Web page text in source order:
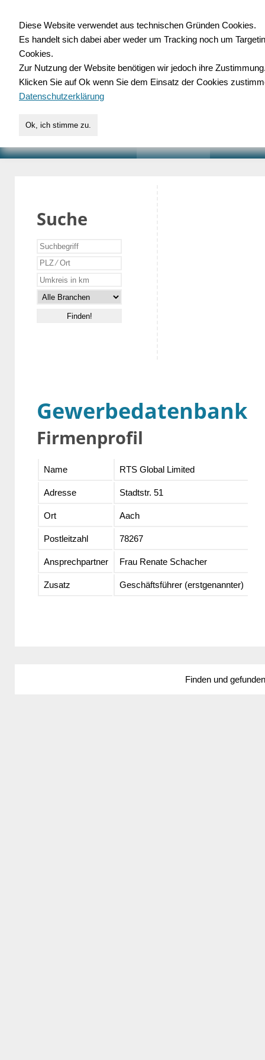
für Handwerk,
Suche
Gewerbedatenbank
Firmenprofil
Name RTS Global Limited
Adresse Stadtstr. 51
Ort Aach
Postleitzahl 78267
Ansprechpartner Frau Renate Schacher
Zusatz Geschäftsführer (erstgenannter)
Finden und
Diese Website verwendet aus technischen Gründen Cookies.
Es handelt sich dabei aber weder um Tracking noch um
Cookies.
Zur Nutzung der Website benötigen wir jedoch ihre
Klicken Sie auf Ok wenn Sie dem Einsatz der Cookies
Datenschutzerklärung
Ok, ich stimme zu.